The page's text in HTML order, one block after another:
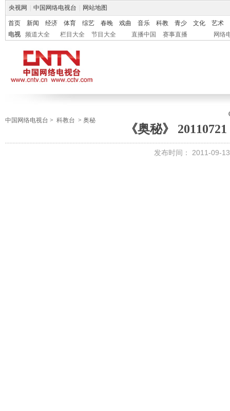
央视网 中国网络电视台 网站地图
首页 新闻 经济 体育 综艺 春晚 戏曲 音乐 科教 青少 文化
艺术
电视
频道大全 栏目大全 节目大全 直播中国 赛事直播 网络
中国网络电视台 > 科教台 > 奥秘
《奥秘》
发布时间： 2011-09-